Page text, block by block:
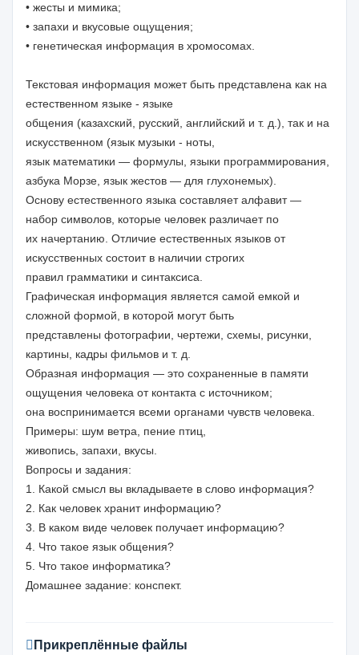
• жесты и мимика;
• запахи и вкусовые ощущения;
• генетическая информация в хромосомах.
Текстовая информация может быть представлена как на
естественном языке - языке
общения (казахский, русский, английский и т. д.), так и на
искусственном (язык музыки - ноты,
язык математики — формулы, языки программирования,
азбука Морзе, язык жестов — для глухонемых).
Основу естественного языка составляет алфавит —
набор символов, которые человек различает по
их начертанию. Отличие естественных языков от
искусственных состоит в наличии строгих
правил грамматики и синтаксиса.
Графическая информация является самой емкой и
сложной формой, в которой могут быть
представлены фотографии, чертежи, схемы, рисунки,
картины, кадры фильмов и т. д.
Образная информация — это сохраненные в памяти
ощущения человека от контакта с источником;
она воспринимается всеми органами чувств человека.
Примеры: шум ветра, пение птиц,
живопись, запахи, вкусы.
Вопросы и задания:
1. Какой смысл вы вкладываете в слово информация?
2. Как человек хранит информацию?
3. В каком виде человек получает информацию?
4. Что такое язык общения?
5. Что такое информатика?
Домашнее задание: конспект.
Прикреплённые файлы